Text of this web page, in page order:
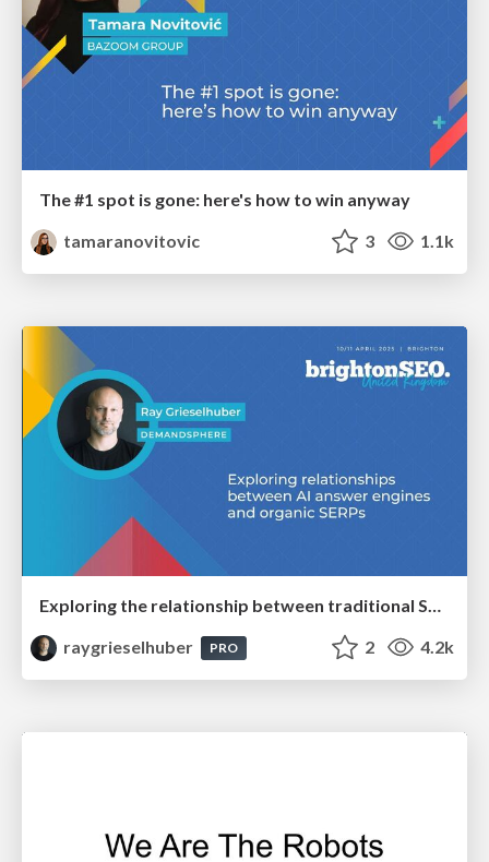
The #1 spot is gone: here's how to win anyway
tamaranovitovic
3 1.1k
Exploring the relationship between traditional SERPs and Gen AI search
raygrieselhuber
PRO 2 4.2k